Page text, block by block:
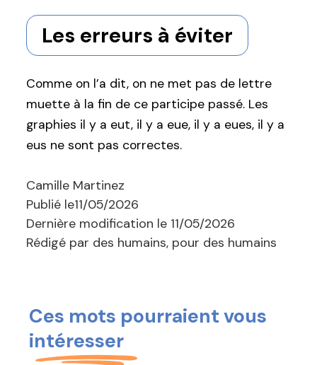
Les erreurs à éviter
Comme on l’a dit, on ne met pas de lettre
muette à la fin de ce participe passé. Les
graphies il y a eut, il y a eue, il y a eues, il y a
eus ne sont pas correctes.
Camille Martinez
Publié le11/05/2026
Dernière modification le 11/05/2026
Rédigé par des humains, pour des humains
Ces mots pourraient vous
intéresser